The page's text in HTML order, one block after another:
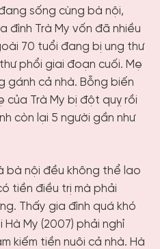
sống cùng bà nội,
đình Trà My vốn đã nhiều
70 tuổi đang bị ung thư
phổi giai đoạn cuối. Mẹ
gánh cả nhà. Bỗng biến
của Trà My bị đột quỵ rồi
còn lại 5 người gần như
bà nội đều không thể lao
tiền điều trị mà phải
Thấy gia đình quá khó
Hà My (2007) phải nghỉ
kiếm tiền nuôi cả nhà. Hà